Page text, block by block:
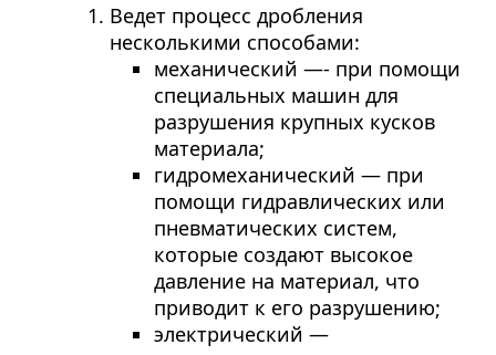
Ведет процесс дробления
несколькими способами:
механический —- при помощи
специальных машин для
разрушения крупных кусков
материала;
гидромеханический — при
помощи гидравлических или
пневматических систем,
которые создают высокое
давление на материал, что
приводит к его разрушению;
электрический —